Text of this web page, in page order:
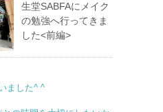
生堂SABFAにメイク
の勉強へ行ってきま
した<前編>
ました^ ^